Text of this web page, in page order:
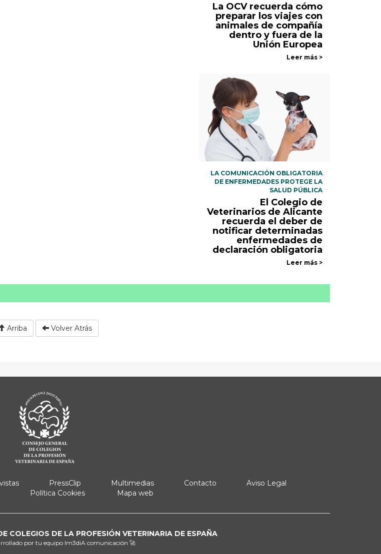
La OCV recuerda cómo
preparar los viajes con
animales de compañía
dentro y fuera de la
Unión Europea
Leer más >
LA COMUNICACIÓN OBLIGATORIA
DE ENFERMEDADES PROTEGE LA
SALUD PÚBLICA
El Colegio de
Veterinarios de Alicante
recuerda el deber de
notificar determinadas
enfermedades de
declaración obligatoria
Leer más >
Arriba
Volver Atrás
PressClip Multimedias Contacto
Aviso Legal
Política Cookies Mapa web
COLEGIOS DE LA PROFESIÓN VETERINARIA DE ESPAÑA
por tu equipo Im3diA comunicación 🚀